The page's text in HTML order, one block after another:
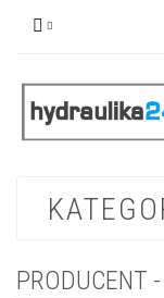
PRODUCENT